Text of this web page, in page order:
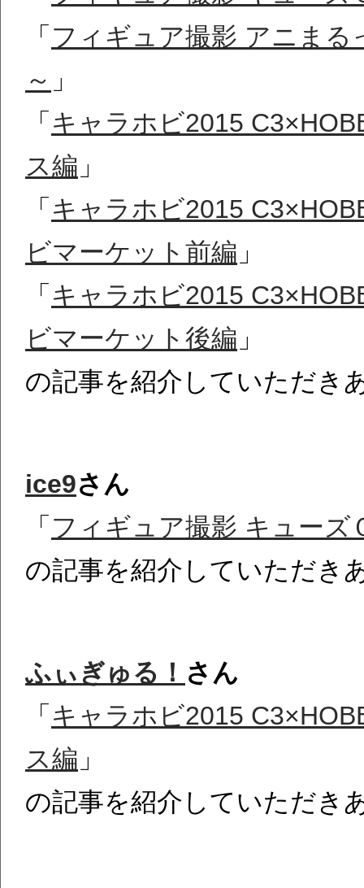
「 フィギュア撮影 アニまる
～ 」
「 キャラホビ2015
ス編 」
「 キャラホビ2015
ビマーケット前編 」
「 キャラホビ2015
ビマーケット後編 」
の記事を紹介していただき
ice9さん
「 フィギュア撮影 キューズ
の記事を紹介していただき
ふぃぎゅる！ さん
「 キャラホビ2015
ス編 」
の記事を紹介していただき